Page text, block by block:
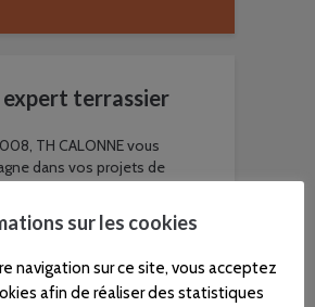
terrassier
TH CALONNE vous
dans vos projets de
de cours. Nous
toute notre expertise à votre
et sur mesure.
sur les cookies
navigation sur ce site, vous acceptez
afin de réaliser des statistiques